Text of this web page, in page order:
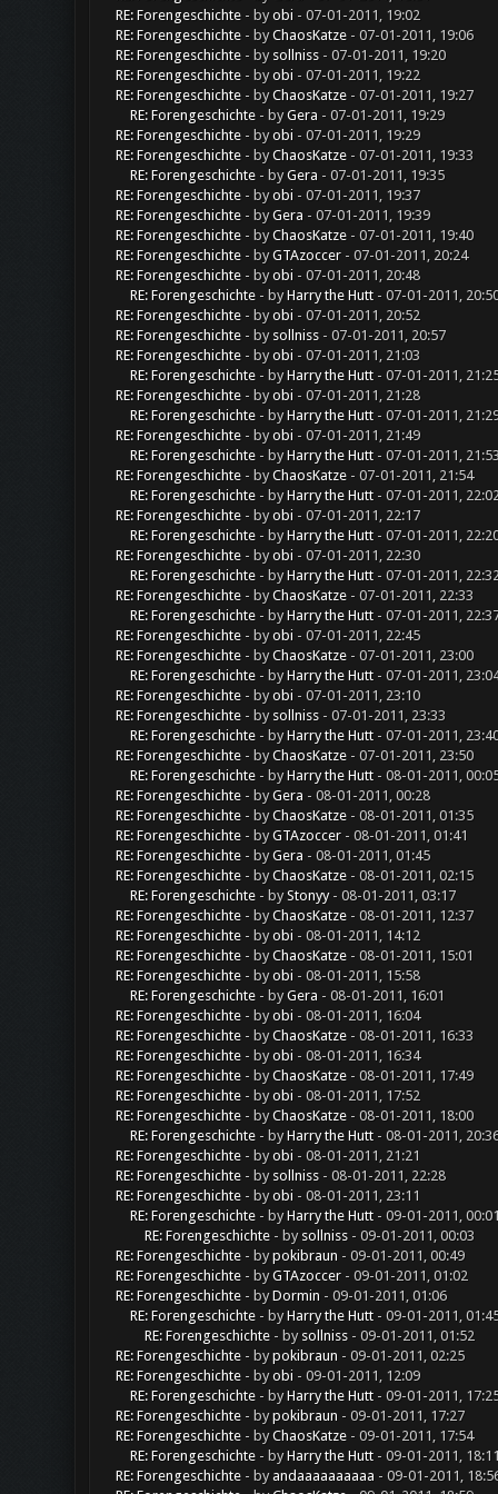
RE: Forengeschichte - byobi- 07-01-2011, 19:02
RE: Forengeschichte - byChaosKatze- 07-01-2011, 19:06
RE: Forengeschichte - by sollniss- 07-01-2011, 19:20
RE: Forengeschichte - byobi- 07-01-2011, 19:22
RE: Forengeschichte - byChaosKatze- 07-01-2011, 19:27
RE: Forengeschichte - byGera - 07-01-2011, 19:29
RE: Forengeschichte - byobi- 07-01-2011, 19:29
RE: Forengeschichte - byChaosKatze- 07-01-2011, 19:33
RE: Forengeschichte - byGera - 07-01-2011, 19:35
RE: Forengeschichte - byobi- 07-01-2011, 19:37
RE: Forengeschichte - byGera - 07-01-2011, 19:39
RE: Forengeschichte - byChaosKatze- 07-01-2011, 19:40
RE: Forengeschichte - byGTAzoccer- 07-01-2011, 20:24
RE: Forengeschichte - byobi- 07-01-2011, 20:48
RE: Forengeschichte - byHarry the Hutt- 07-01-2011,
RE: Forengeschichte - byobi- 07-01-2011, 20:52
RE: Forengeschichte - by sollniss- 07-01-2011, 20:57
RE: Forengeschichte - byobi- 07-01-2011, 21:03
RE: Forengeschichte - byHarry the Hutt- 07-01-2011,
RE: Forengeschichte - byobi- 07-01-2011, 21:28
RE: Forengeschichte - byHarry the Hutt- 07-01-2011,
RE: Forengeschichte - byobi- 07-01-2011, 21:49
RE: Forengeschichte - byHarry the Hutt- 07-01-2011, 21:53
RE: Forengeschichte - byChaosKatze- 07-01-2011, 21:54
RE: Forengeschichte - byHarry the Hutt- 07-01-2011,
RE: Forengeschichte - byobi- 07-01-2011, 22:17
RE: Forengeschichte - byHarry the Hutt- 07-01-2011,
RE: Forengeschichte - byobi- 07-01-2011, 22:30
RE: Forengeschichte - byHarry the Hutt- 07-01-2011,
RE: Forengeschichte - byChaosKatze- 07-01-2011, 22:33
RE: Forengeschichte - byHarry the Hutt- 07-01-2011,
RE: Forengeschichte - byobi- 07-01-2011, 22:45
RE: Forengeschichte - byChaosKatze- 07-01-2011, 23:00
RE: Forengeschichte - byHarry the Hutt- 07-01-2011,
RE: Forengeschichte - byobi- 07-01-2011, 23:10
RE: Forengeschichte - by sollniss- 07-01-2011, 23:33
RE: Forengeschichte - byHarry the Hutt- 07-01-2011,
RE: Forengeschichte - byChaosKatze- 07-01-2011, 23:50
RE: Forengeschichte - byHarry the Hutt- 08-01-2011,
RE: Forengeschichte - byGera - 08-01-2011, 00:28
RE: Forengeschichte - byChaosKatze- 08-01-2011, 01:35
RE: Forengeschichte - byGTAzoccer- 08-01-2011, 01:41
RE: Forengeschichte - byGera - 08-01-2011, 01:45
RE: Forengeschichte - byChaosKatze- 08-01-2011, 02:15
RE: Forengeschichte - byStonyy- 08-01-2011, 03:17
RE: Forengeschichte - byChaosKatze- 08-01-2011, 12:37
RE: Forengeschichte - byobi- 08-01-2011, 14:12
RE: Forengeschichte - byChaosKatze- 08-01-2011, 15:01
RE: Forengeschichte - byobi- 08-01-2011, 15:58
RE: Forengeschichte - byGera - 08-01-2011, 16:01
RE: Forengeschichte - byobi- 08-01-2011, 16:04
RE: Forengeschichte - byChaosKatze- 08-01-2011, 16:33
RE: Forengeschichte - byobi- 08-01-2011, 16:34
RE: Forengeschichte - byChaosKatze- 08-01-2011, 17:49
RE: Forengeschichte - byobi- 08-01-2011, 17:52
RE: Forengeschichte - byChaosKatze- 08-01-2011, 18:00
RE: Forengeschichte - byHarry the Hutt- 08-01-2011,
RE: Forengeschichte - byobi- 08-01-2011, 21:21
RE: Forengeschichte - by sollniss- 08-01-2011, 22:28
RE: Forengeschichte - byobi- 08-01-2011, 23:11
RE: Forengeschichte - byHarry the Hutt- 09-01-2011, 00:01
RE: Forengeschichte - by sollniss- 09-01-2011, 00:03
RE: Forengeschichte - bypokibraun - 09-01-2011, 00:49
RE: Forengeschichte - byGTAzoccer- 09-01-2011, 01:02
RE: Forengeschichte - byDormin - 09-01-2011, 01:06
RE: Forengeschichte - byHarry the Hutt- 09-01-2011,
RE: Forengeschichte - by sollniss- 09-01-2011, 01:52
RE: Forengeschichte - bypokibraun - 09-01-2011, 02:25
RE: Forengeschichte - byobi- 09-01-2011, 12:09
RE: Forengeschichte - byHarry the Hutt- 09-01-2011,
RE: Forengeschichte - bypokibraun - 09-01-2011, 17:27
RE: Forengeschichte - byChaosKatze- 09-01-2011, 17:54
RE: Forengeschichte - byHarry the Hutt- 09-01-2011, 18:11
RE: Forengeschichte - byandaaaaaaaaaa - 09-01-2011,